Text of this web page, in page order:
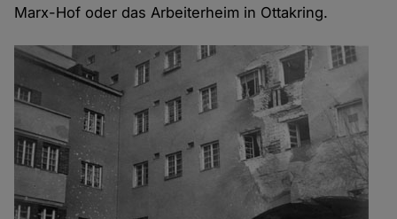
Marx-Hof oder das Arbeiterheim in Ottakring.